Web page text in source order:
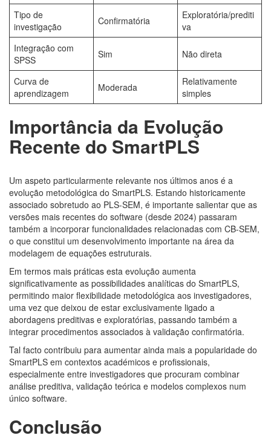
Tipo de
investigação
Confirmatória
Exploratória/prediti
va
Integração com
SPSS
Sim Não direta
Curva de
aprendizagem
Moderada
Relativamente
simples
Importância da Evolução
Recente do SmartPLS
Um aspeto particularmente relevante nos últimos anos é a
evolução metodológica do SmartPLS. Estando historicamente
associado sobretudo ao PLS-SEM, é importante salientar que as
versões mais recentes do software (desde 2024) passaram
também a incorporar funcionalidades relacionadas com CB-SEM,
o que constitui um desenvolvimento importante na área da
modelagem de equações estruturais.
Em termos mais práticas esta evolução aumenta
significativamente as possibilidades analíticas do SmartPLS,
permitindo maior flexibilidade metodológica aos investigadores,
uma vez que deixou de estar exclusivamente ligado a
abordagens preditivas e exploratórias, passando também a
integrar procedimentos associados à validação confirmatória.
Tal facto contribuiu para aumentar ainda mais a popularidade do
SmartPLS em contextos académicos e profissionais,
especialmente entre investigadores que procuram combinar
análise preditiva, validação teórica e modelos complexos num
único software.
Conclusão